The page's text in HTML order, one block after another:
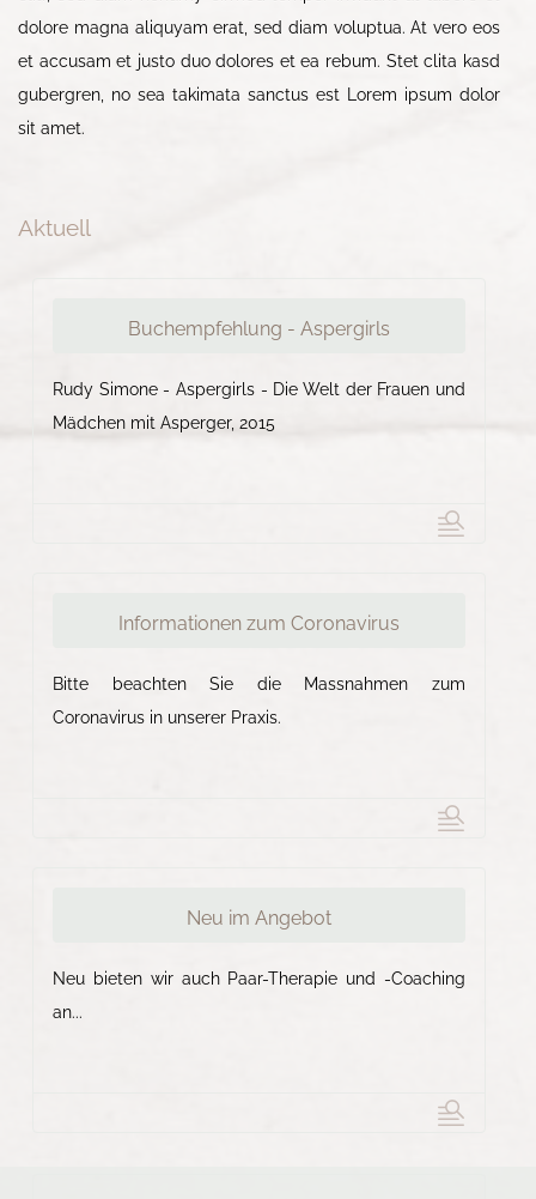
dolore magna aliquyam erat, sed diam voluptua. At vero eos
et accusam et justo duo dolores et ea rebum. Stet clita kasd
gubergren, no sea takimata sanctus est Lorem ipsum dolor
sit amet.
Aktuell
Buchempfehlung - Aspergirls
Rudy Simone - Aspergirls - Die Welt der Frauen und
Mädchen mit Asperger, 2015
Informationen zum Coronavirus
Bitte beachten Sie die Massnahmen zum
Coronavirus in unserer Praxis.
Neu im Angebot
Neu bieten wir auch Paar-Therapie und -Coaching
an...